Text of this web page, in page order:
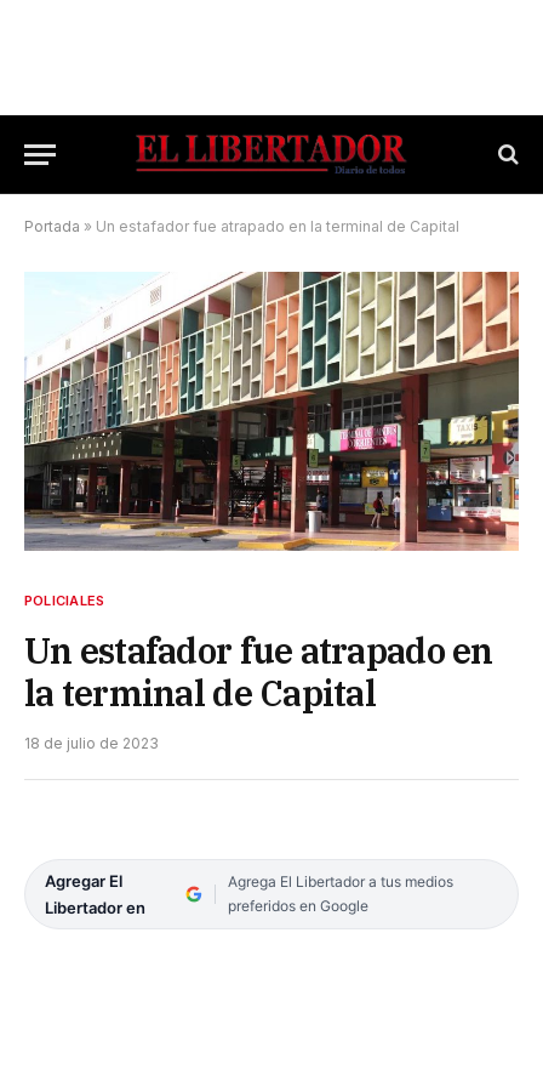
Portada » Un estafador fue atrapado en la terminal de Capital
POLICIALES
Un estafador fue atrapado en
la terminal de Capital
18 de julio de 2023
Agregar El
Libertador en
Agrega El Libertador a tus medios
preferidos en Google